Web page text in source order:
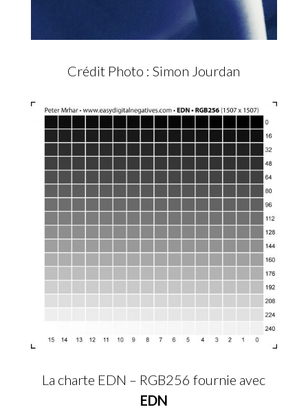
Crédit Photo : Simon Jourdan
La charte EDN – RGB256 fournie avec
EDN